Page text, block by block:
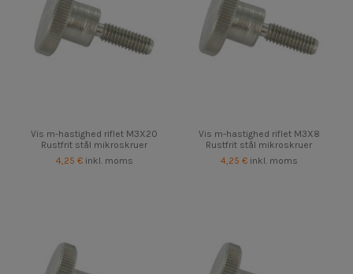
Vis m-hastighed riflet M3X20
Rustfrit stål mikroskruer
4,25 € inkl. moms
Vis m-hastighed riflet M3X8
Rustfrit stål mikroskruer
4,25 € inkl. moms